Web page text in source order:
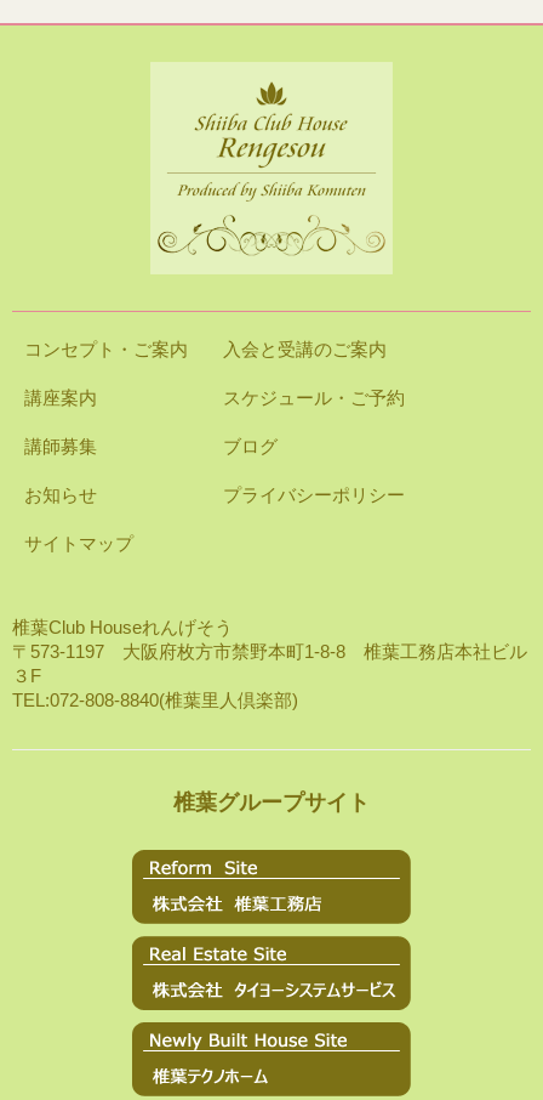
コンセプト・ご案内 入会と受講のご案内
講座案内 スケジュール・ご予約
講師募集 ブログ
お知らせ プライバシーポリシー
サイトマップ
椎葉Club Houseれんげそう
〒573-1197 大阪府枚方市禁野本町1-8-8 椎葉工務店本社ビル
３F
TEL:072-808-8840(椎葉里人倶楽部)
椎葉グループサイト